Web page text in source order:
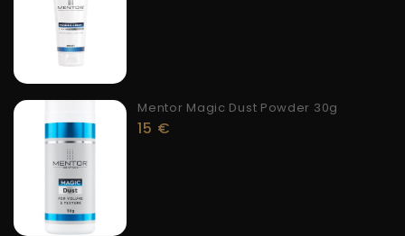
Mentor Magic Dust Powder 30g
15 €